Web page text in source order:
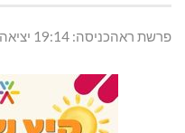
פרשת ראהכניסה: 19:14 יציאה: 20:12